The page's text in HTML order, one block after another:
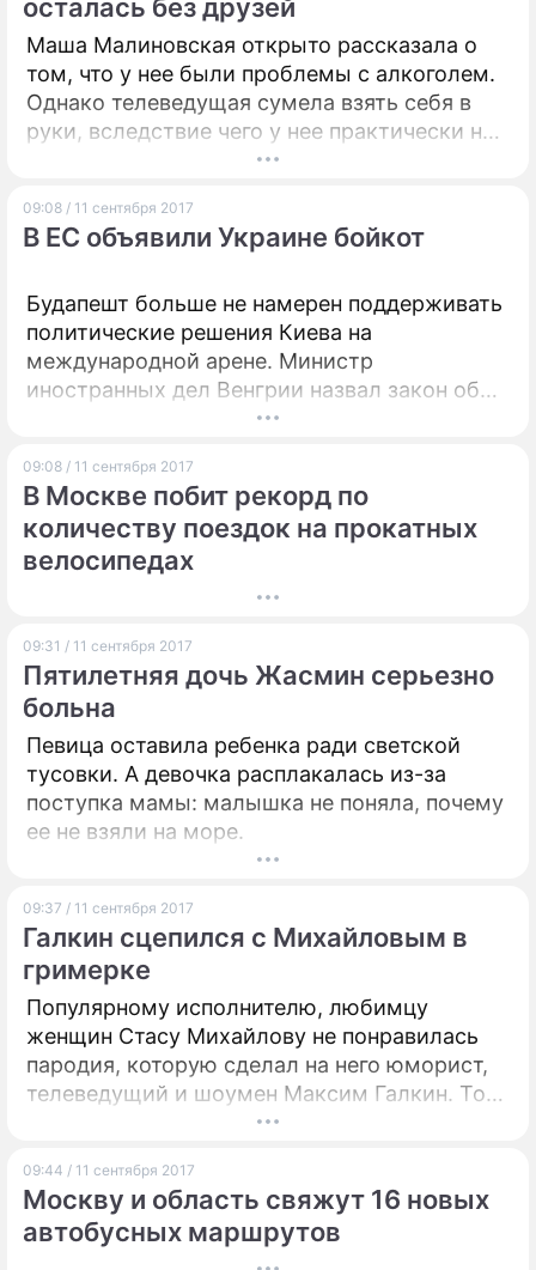
осталась без друзей
Маша Малиновская открыто рассказала о
том, что у нее были проблемы с алкоголем.
Однако телеведущая сумела взять себя в
руки, вследствие чего у нее практически не
осталось друзей, которые ее "тянули вниз".
09:08 / 11 сентября 2017
В ЕС объявили Украине бойкот
Будапешт больше не намерен поддерживать
политические решения Киева на
международной арене. Министр
иностранных дел Венгрии назвал закон об
украинизации образования стыдным и
09:08 / 11 сентября 2017
В Москве побит рекорд по
количеству поездок на прокатных
велосипедах
09:31 / 11 сентября 2017
Пятилетняя дочь Жасмин серьезно
больна
Певица оставила ребенка ради светской
тусовки. А девочка расплакалась из-за
поступка мамы: малышка не поняла, почему
ее не взяли на море.
09:37 / 11 сентября 2017
Галкин сцепился с Михайловым в
гримерке
Популярному исполнителю, любимцу
женщин Стасу Михайлову не понравилась
пародия, которую сделал на него юморист,
телеведущий и шоумен Максим Галкин. Тот
достойно ответил на недовольство певца.
09:44 / 11 сентября 2017
Москву и область свяжут 16 новых
автобусных маршрутов